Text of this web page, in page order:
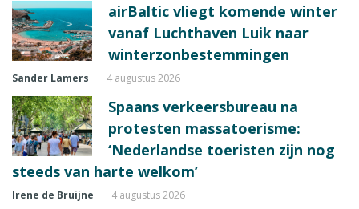
airBaltic vliegt komende winter
vanaf Luchthaven Luik naar
winterzonbestemmingen
Sander Lamers 4 augustus 2026
Spaans verkeersbureau na
protesten massatoerisme:
‘Nederlandse toeristen zijn nog
steeds van harte welkom’
Irene de Bruijne 4 augustus 2026